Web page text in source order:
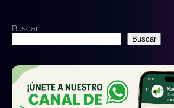
Buscar
Buscar